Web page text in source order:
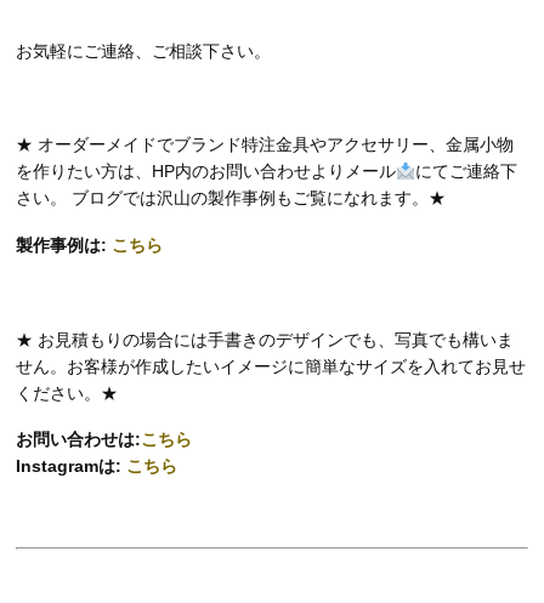
お気軽にご連絡、ご相談下さい。
★ オーダーメイドでブランド特注金具やアクセサリー、金属小物
を作りたい方は、HP内のお問い合わせよりメール
にてご連絡下
さい。 ブログでは沢山の製作事例もご覧になれます。★
製作事例は: こちら
★ お見積もりの場合には手書きのデザインでも、写真でも構いま
せん。お客様が作成したいイメージに簡単なサイズを入れてお見せ
ください。★
お問い合わせは:こちら
Instagramは: こちら